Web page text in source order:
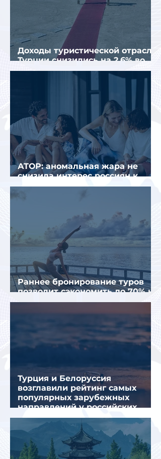
Доходы туристической отрасли
Турции снизились на 2,6% во
втором квартале 2026 года
АТОР: аномальная жара не
снизила интерес россиян к
летнему отдыху в Европе
Раннее бронирование туров
позволит сэкономить до 70% на
летнем отдыхе — АТОР
Турция и Белоруссия
возглавили рейтинг самых
популярных зарубежных
направлений у российских
туристов летом